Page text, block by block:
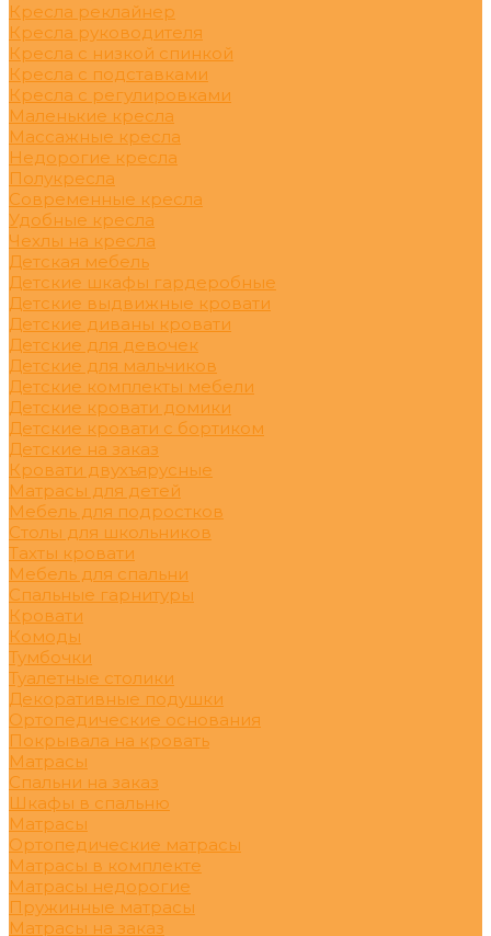
Кресла реклайнер
Кресла руководителя
Кресла с низкой спинкой
Кресла с подставками
Кресла с регулировками
Маленькие кресла
Массажные кресла
Недорогие кресла
Полукресла
Современные кресла
Удобные кресла
Чехлы на кресла
Детская мебель
Детские шкафы гардеробные
Детские выдвижные кровати
Детские диваны кровати
Детские для девочек
Детские для мальчиков
Детские комплекты мебели
Детские кровати домики
Детские кровати с бортиком
Детские на заказ
Кровати двухъярусные
Матрасы для детей
Мебель для подростков
Столы для школьников
Тахты кровати
Мебель для спальни
Спальные гарнитуры
Кровати
Комоды
Тумбочки
Туалетные столики
Декоративные подушки
Ортопедические основания
Покрывала на кровать
Матрасы
Спальни на заказ
Шкафы в спальню
Матрасы
Ортопедические матрасы
Матрасы в комплекте
Матрасы недорогие
Пружинные матрасы
Матрасы на заказ